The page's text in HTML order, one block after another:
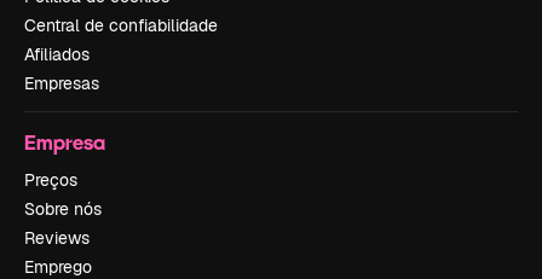
Central de confiabilidade
Afiliados
Empresas
Empresa
Preços
Sobre nós
Reviews
Emprego